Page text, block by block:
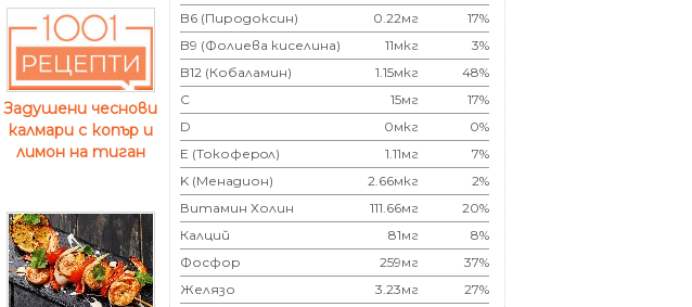
Задушени чеснови
калмари с копър и
лимон на тиган
B6 (Пиродоксин)
0.22мг
17%
B9 (Фолиева киселина)
11мкг
3%
B12 (Кобаламин)
1.15мкг
48%
C
15мг
17%
D
0мкг
0%
E (Токоферoл)
1.11мг
7%
K (Менадион)
2.66мкг
2%
Витамин Холин
111.66мг
20%
Калций
81мг
8%
Фосфор
259мг
37%
Желязо
3.23мг
27%